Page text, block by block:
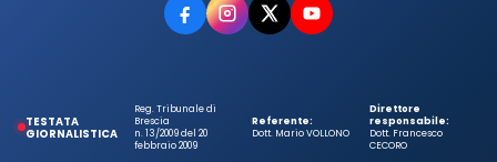
TESTATA
GIORNALISTICA
Reg. Tribunale di
Brescia
n. 13/2009 del 20
febbraio 2009
Referente:
Dott. Mario VOLLONO
Direttore
responsabile:
Dott. Francesco
CECORO